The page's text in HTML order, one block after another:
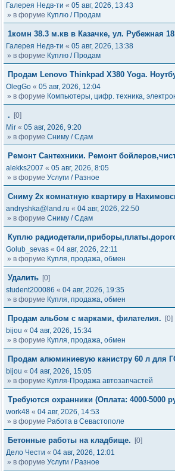
Галерея Недв-ти « 05 авг, 2026, 13:43
» в форуме Куплю / Продам
1комн 38.3 м.кв в Казачке, ул. Рубежная
Галерея Недв-ти « 05 авг, 2026, 13:38
» в форуме Куплю / Продам
Продам Lenovo Thinkpad X380 Yoga.
OlegGo « 05 авг, 2026, 12:04
» в форуме Компьютеры, цифр. техника,
.
[0]
Mir « 05 авг, 2026, 9:20
» в форуме Сниму / Сдам
Ремонт Сантехники. Ремонт
alekks2007 « 05 авг, 2026, 8:05
» в форуме Услуги / Разное
Сниму 2х комнатную квартиру в
andryshka@land.ru « 04 авг, 2026, 22:50
» в форуме Сниму / Сдам
Куплю
Golub_sevas « 04 авг, 2026, 22:11
» в форуме Купля, продажа, обмен
Удалить [0]
student200086 « 04 авг, 2026, 19:35
» в форуме Купля, продажа, обмен
Продам альбом с марками, филателия.
[0]
bijou « 04 авг, 2026, 15:34
» в форуме Купля, продажа, обмен
Продам алюминиевую канистру 60 л для
bijou « 04 авг, 2026, 15:05
» в форуме Купля-Продажа автозапчастей
Требуются охранники (Оплата: 4000-5000
work48 « 04 авг, 2026, 14:53
» в форуме Работа в Севастополе
Бетонные работы на кладбище.
[0]
Дело Чести « 04 авг, 2026, 12:01
» в форуме Услуги / Разное